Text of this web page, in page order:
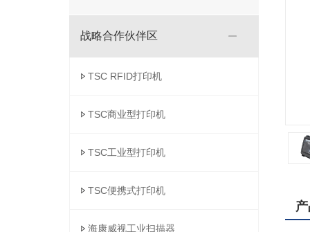
战略合作伙伴区
TSC RFID打印机
TSC商业型打印机
TSC工业型打印机
TSC便携式打印机
海康威视工业扫描器